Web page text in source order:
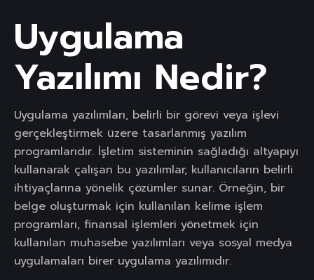
Uygulama
Yazılımı Nedir?
Uygulama yazılımları, belirli bir görevi veya işlevi
gerçekleştirmek üzere tasarlanmış yazılım
programlarıdır. İşletim sisteminin sağladığı altyapıyı
kullanarak çalışan bu yazılımlar, kullanıcıların belirli
ihtiyaçlarına yönelik çözümler sunar. Örneğin, bir
belge oluşturmak için kullanılan kelime işlem
programları, finansal işlemleri yönetmek için
kullanılan muhasebe yazılımları veya sosyal medya
uygulamaları birer uygulama yazılımıdır.